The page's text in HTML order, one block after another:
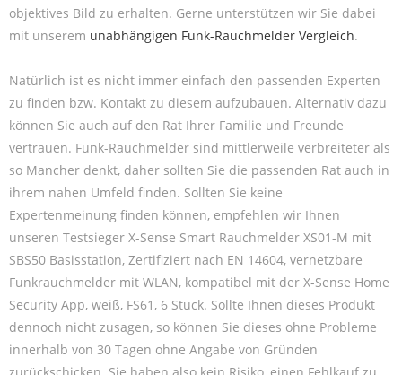
objektives Bild zu erhalten. Gerne unterstützen wir Sie dabei
mit unserem unabhängigen Funk-Rauchmelder Vergleich.
Natürlich ist es nicht immer einfach den passenden Experten
zu finden bzw. Kontakt zu diesem aufzubauen. Alternativ dazu
können Sie auch auf den Rat Ihrer Familie und Freunde
vertrauen. Funk-Rauchmelder sind mittlerweile verbreiteter als
so Mancher denkt, daher sollten Sie die passenden Rat auch in
ihrem nahen Umfeld finden. Sollten Sie keine
Expertenmeinung finden können, empfehlen wir Ihnen
unseren Testsieger X-Sense Smart Rauchmelder XS01-M mit
SBS50 Basisstation, Zertifiziert nach EN 14604, vernetzbare
Funkrauchmelder mit WLAN, kompatibel mit der X-Sense Home
Security App, weiß, FS61, 6 Stück. Sollte Ihnen dieses Produkt
dennoch nicht zusagen, so können Sie dieses ohne Probleme
innerhalb von 30 Tagen ohne Angabe von Gründen
zurückschicken. Sie haben also kein Risiko, einen Fehlkauf zu